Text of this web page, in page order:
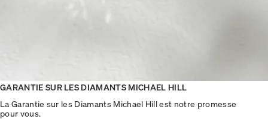
GARANTIE SUR LES DIAMANTS MICHAEL HILL
La Garantie sur les Diamants Michael Hill est notre promesse
pour vous.